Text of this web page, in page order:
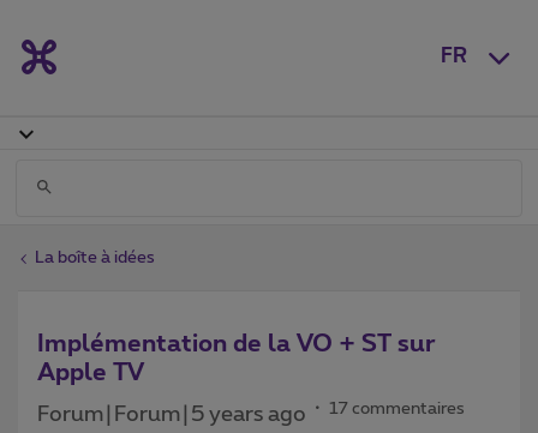
FR
La boîte à idées
Implémentation de la VO + ST sur
Apple TV
Forum|Forum|5 years ago 17 commentaires